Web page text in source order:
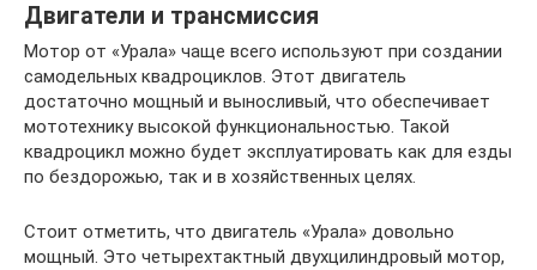
Двигатели и трансмиссия
Мотор от «Урала» чаще всего используют при создании
самодельных квадроциклов. Этот двигатель
достаточно мощный и выносливый, что обеспечивает
мототехнику высокой функциональностью. Такой
квадроцикл можно будет эксплуатировать как для езды
по бездорожью, так и в хозяйственных целях.
Стоит отметить, что двигатель «Урала» довольно
мощный. Это четырехтактный двухцилиндровый мотор,